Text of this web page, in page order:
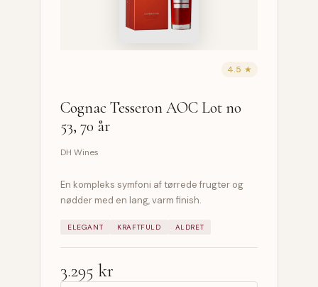
4.5 ★
Cognac Tesseron AOC Lot no
53, 70 år
DH Wines
En kompleks symfoni af tørrede frugter og
nødder med en lang, varm finish.
ELEGANT KRAFTFULD ALDRET
3.295 kr